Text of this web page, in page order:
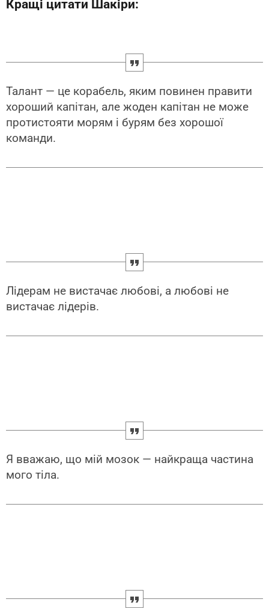
Кращі цитати Шакіри:
Талант — це корабель, яким повинен правити
хороший капітан, але жоден капітан не може
протистояти морям і бурям без хорошої
команди.
Лідерам не вистачає любові, а любові не
вистачає лідерів.
Я вважаю, що мій мозок — найкраща частина
мого тіла.